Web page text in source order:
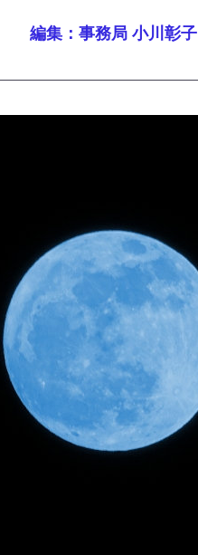
編集：事務局 小川彰子